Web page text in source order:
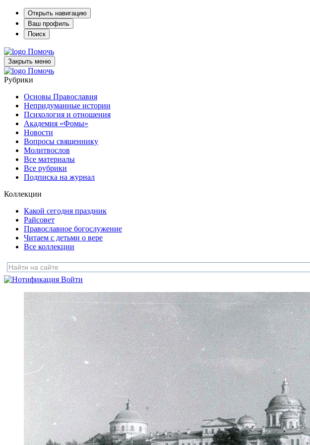
Открыть навигацию
Ваш профиль
Поиск
Помочь
Закрыть меню
Помочь
Рубрики
Основы Православия
Непридуманные истории
Психология и отношения
Академия «Фомы»
Новости
Вопросы священнику
Молитвослов
Все материалы
Все рубрики
Подписка на журнал
Коллекции
Какой сегодня праздник
Райсовет
Православное богослужение
Читаем с детьми о вере
Все коллекции
Войти